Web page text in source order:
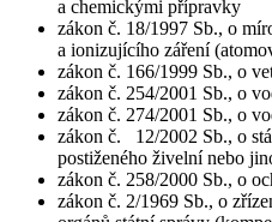
a chemickými přípravky
zákon č. 18/1997 Sb., o
a ionizujícího záření
zákon č. 166/1999 Sb., o
zákon č. 254/2001 Sb., o
zákon č. 274/2001 Sb., o
zákon č. 12/2002 Sb., o
postiženého živelní nebo
zákon č. 258/2000 Sb., o
zákon č. 2/1969 Sb., o